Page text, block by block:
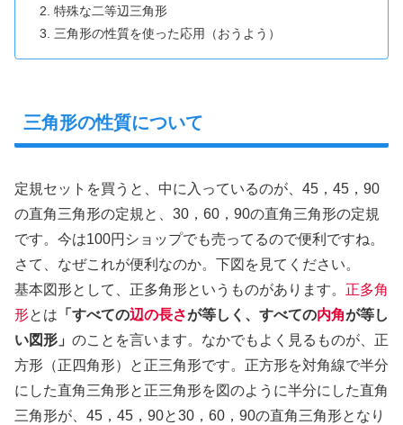
特殊な二等辺三角形
三角形の性質を使った応用（おうよう）
三角形の性質について
定規セットを買うと、中に入っているのが、45，45，90
の直角三角形の定規と、30，60，90の直角三角形の定規
です。今は100円ショップでも売ってるので便利ですね。
さて、なぜこれが便利なのか。下図を見てください。
基本図形として、正多角形というものがあります。 正多角
形とは 「すべての辺の長さが等しく、すべての内角が等し
い図形」 のことを言います。なかでもよく見るものが、正
方形（正四角形）と正三角形です。正方形を対角線で半分
にした直角三角形と正三角形を図のように半分にした直角
三角形が、45，45，90と30，60，90の直角三角形となり